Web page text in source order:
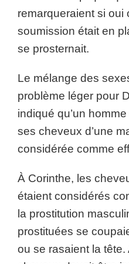
remarqueraient si oui
soumission était en
se prosternait.
Le mélange des
problème léger pour
indiqué qu’un
ses cheveux d’une
considérée comme
À Corinthe, les
étaient considérés
la prostitution
prostituées se
ou se rasaient la